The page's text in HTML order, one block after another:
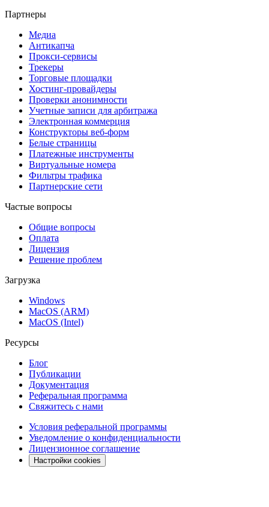
Партнеры
Медиа
Антикапча
Прокси-сервисы
Трекеры
Торговые площадки
Хостинг-провайдеры
Проверки анонимности
Учетные записи для арбитража
Электронная коммерция
Конструкторы веб-форм
Белые страницы
Платежные инструменты
Виртуальные номера
Фильтры трафика
Партнерские сети
Частые вопросы
Общие вопросы
Оплата
Лицензия
Решение проблем
Загрузка
Windows
MacOS (ARM)
MacOS (Intel)
Ресурсы
Блог
Публикации
Документация
Реферальная программа
Свяжитесь с нами
Условия реферальной программы
Уведомление о конфиденциальности
Лицензионное соглашение
Настройки cookies